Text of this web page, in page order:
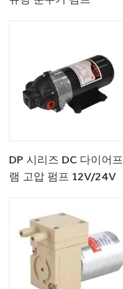
DP 시리즈 DC 다이어프
램 고압 펌프 12V/24V